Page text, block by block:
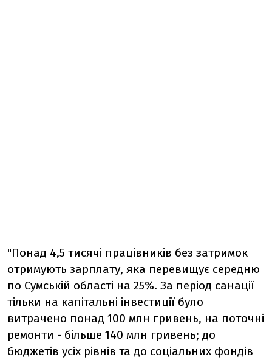
"Понад 4,5 тисячі працівників без затримок
отримують зарплату, яка перевищує середню
по Сумській області на 25%. За період санації
тільки на капітальні інвестиції було
витрачено понад 100 млн гривень, на поточні
ремонти - більше 140 млн гривень; до
бюджетів усіх рівнів та до соціальних фондів